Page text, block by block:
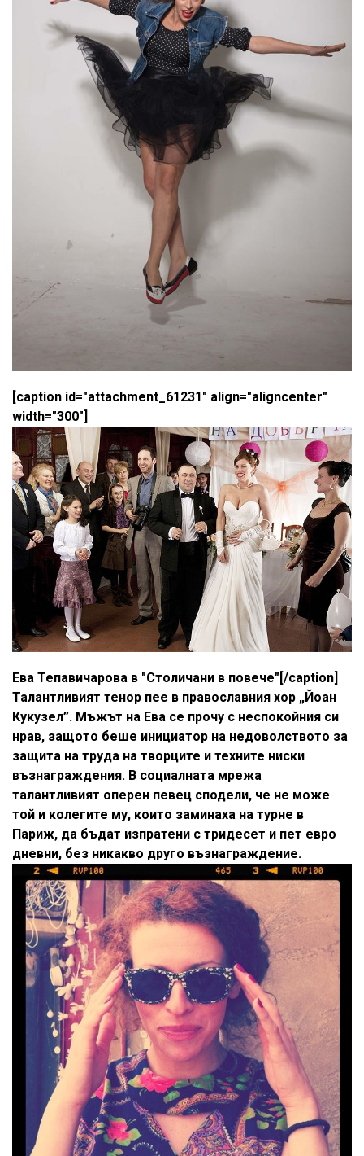
[caption id="attachment_61231" align="aligncenter"
width="300"]
Ева Тепавичарова в "Столичани в повече"[/caption]
Талантливият тенор пее в православния хор „Йоан
Кукузел”. Мъжът на Ева се прочу с неспокойния си
нрав, защото беше инициатор на недоволството за
защита на труда на творците и техните ниски
възнаграждения. В социалната мрежа
талантливият оперен певец сподели, че не може
той и колегите му, които заминаха на турне в
Париж, да бъдат изпратени с тридесет и пет евро
дневни, без никакво друго възнаграждение.